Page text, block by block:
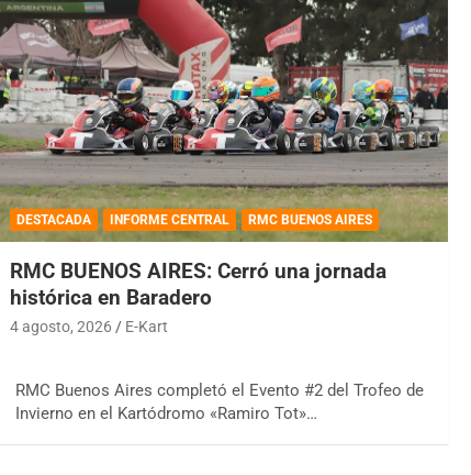
DESTACADA INFORME CENTRAL RMC BUENOS AIRES
RMC BUENOS AIRES: Cerró una jornada
histórica en Baradero
4 agosto, 2026 E-Kart
RMC Buenos Aires completó el Evento #2 del Trofeo de
Invierno en el Kartódromo «Ramiro Tot»…